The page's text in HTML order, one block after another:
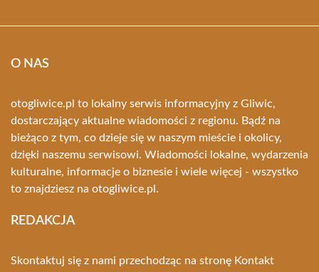
O NAS
otogliwice.pl to lokalny serwis informacyjny z Gliwic,
dostarczający aktualne wiadomości z regionu. Bądź na
bieżąco z tym, co dzieje się w naszym mieście i okolicy,
dzięki naszemu serwisowi. Wiadomości lokalne, wydarzenia
kulturalne, informacje o biznesie i wiele więcej - wszystko
to znajdziesz na otogliwice.pl.
REDAKCJA
Skontaktuj się z nami przechodząc na stronę Kontakt